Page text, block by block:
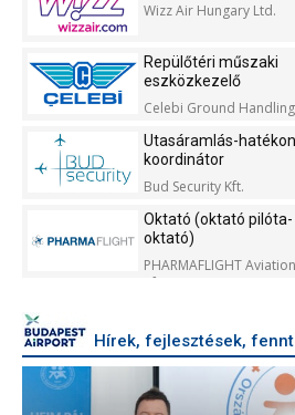
Wizz Air Hungary Ltd.
Repülőtéri műszaki
eszközkezelő
Celebi Ground
Utasáramlás-
koordinátor
Bud Security Kft.
Oktató (oktató pilóta-
oktató)
PHARMAFLIGHT
Kft.
Hírek, fejlesztések,